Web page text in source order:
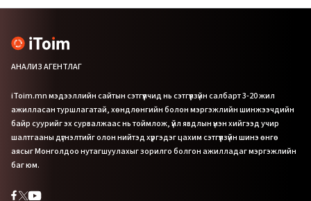
АНАЛИЗ АГЕНТЛАГ
iToim.mn мэдээллийн сайтын сэтгүүлчид нь сэтгүүлзүйн салбарт 3-20 жил
ажилласан туршлагатай, хөндлөнгийн болон мэргэжлийн шинжээчдийн
байр суурийг эх сурвалжаас нь тоймлож, үйл явдлын үнэн хийгээд учир
шалтгааны дүгнэлтийг олон нийтэд хүргэдэг цахим сэтгүүлзүйн шинэ өнгө
аясыг Монголдоо нутагшуулахыг зорилго болгон ажилладаг мэргэжлийн
баг юм.